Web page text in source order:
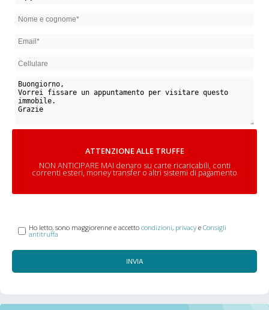
ATTENZIONE ALLE TRUFFE
NON ANTICIPARE MAI denaro su carte ricaricabili, conti
correnti esteri, money transfer o altri sistemi di pagamento
Ho letto, sono maggiorenne e accetto condizioni, privacy e Consigli
antitruffa
INVIA